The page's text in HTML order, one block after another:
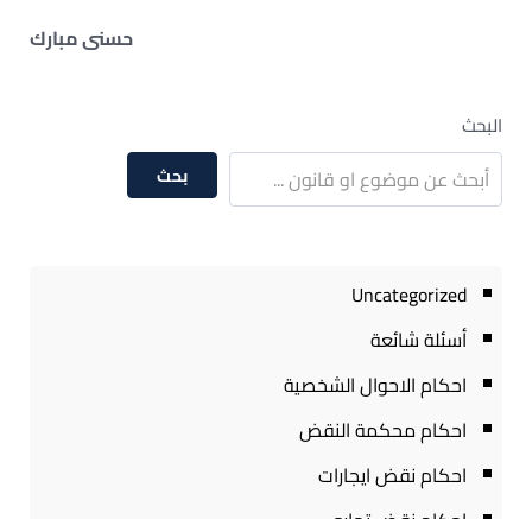
حسنى مبارك
البحث
بحث
Uncategorized
أسئلة شائعة
احكام الاحوال الشخصية
احكام محكمة النقض
احكام نقض ايجارات